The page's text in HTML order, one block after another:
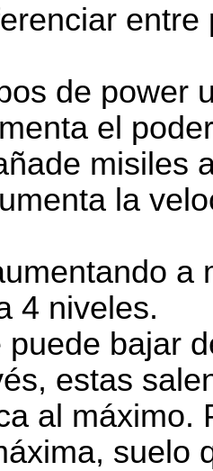
de power
el
misiles
la
a
4 niveles.
puede bajar
estas
al máximo.
suelo